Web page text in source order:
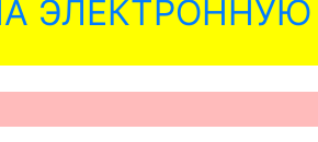
ЭЛЕКТРОННУЮ